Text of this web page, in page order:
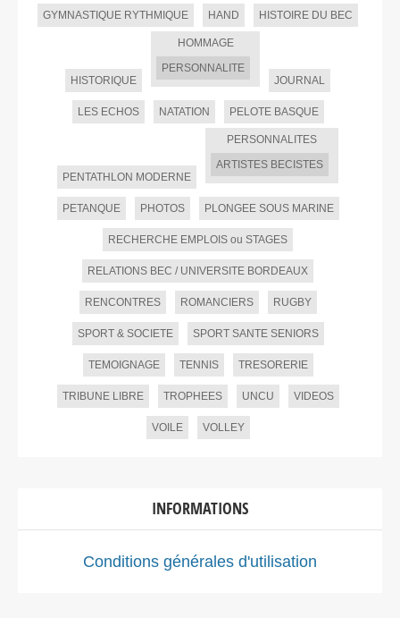
GYMNASTIQUE RYTHMIQUE HAND HISTOIRE DU BEC
HISTORIQUE
HOMMAGE
PERSONNALITE
JOURNAL
LES ECHOS NATATION PELOTE BASQUE
PENTATHLON MODERNE
PERSONNALITES
ARTISTES BECISTES
PETANQUE PHOTOS PLONGEE SOUS MARINE
RECHERCHE EMPLOIS ou STAGES
RELATIONS BEC / UNIVERSITE BORDEAUX
RENCONTRES ROMANCIERS RUGBY
SPORT & SOCIETE SPORT SANTE SENIORS
TEMOIGNAGE TENNIS TRESORERIE
TRIBUNE LIBRE TROPHEES UNCU VIDEOS
VOILE VOLLEY
INFORMATIONS
Conditions générales d'utilisation